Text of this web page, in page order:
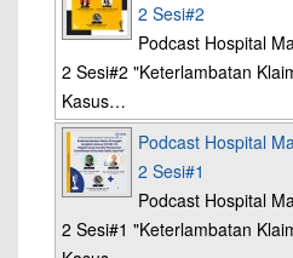
2 Sesi#2
Podcast Hospital
2 Sesi#2 "Keterlambatan
Kasus…
Podcast Hospital
2 Sesi#1
Podcast Hospital
2 Sesi#1 "Keterlambatan